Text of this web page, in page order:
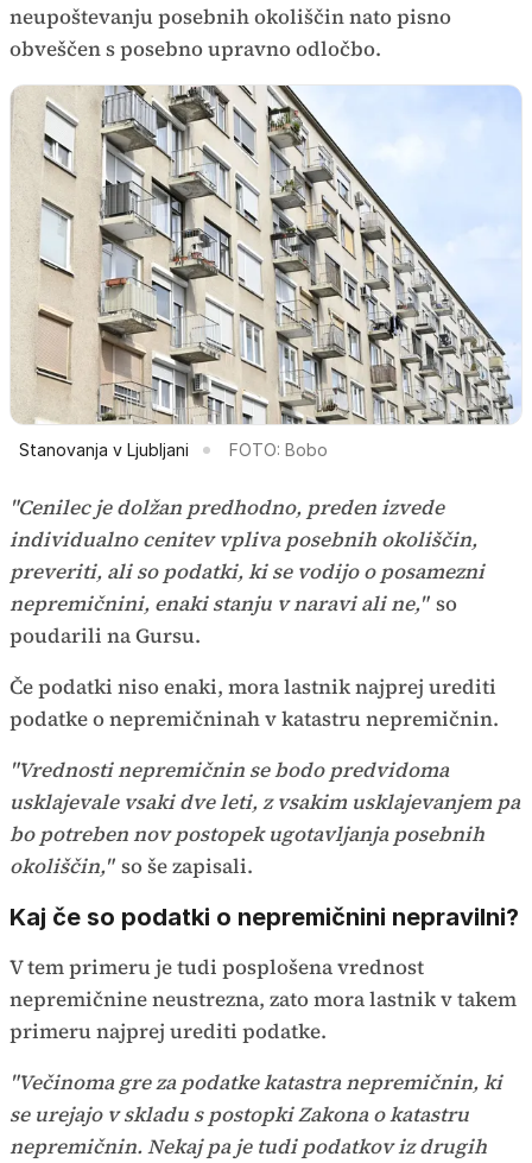
neupoštevanju posebnih okoliščin nato pisno
obveščen s posebno upravno odločbo.
Stanovanja v Ljubljani FOTO: Bobo
"Cenilec je dolžan predhodno, preden izvede
individualno cenitev vpliva posebnih okoliščin,
preveriti, ali so podatki, ki se vodijo o posamezni
nepremičnini, enaki stanju v naravi ali ne," so
poudarili na Gursu.
Če podatki niso enaki, mora lastnik najprej urediti
podatke o nepremičninah v katastru nepremičnin.
"Vrednosti nepremičnin se bodo predvidoma
usklajevale vsaki dve leti, z vsakim usklajevanjem pa
bo potreben nov postopek ugotavljanja posebnih
okoliščin," so še zapisali.
Kaj če so podatki o nepremičnini nepravilni?
V tem primeru je tudi posplošena vrednost
nepremičnine neustrezna, zato mora lastnik v takem
primeru najprej urediti podatke.
"Večinoma gre za podatke katastra nepremičnin, ki
se urejajo v skladu s postopki Zakona o katastru
nepremičnin. Nekaj pa je tudi podatkov iz drugih